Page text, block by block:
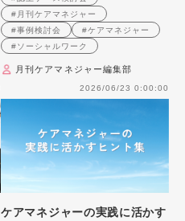
（2009年5月号掲載）
#月刊ケアマネジャー
#事例検討会
#ケアマネジャー
#ソーシャルワーク
月刊ケアマネジャー編集部
2026/06/23 0:00:00
ケアマネジャーの実践に活かす